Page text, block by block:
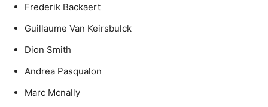
Frederik Backaert
Guillaume Van Keirsbulck
Dion Smith
Andrea Pasqualon
Marc Mcnally